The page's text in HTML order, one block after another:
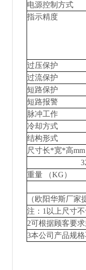
电源控制方式
指示精度
过压保护
过流保护
短路保护
短路报警
脉冲工作
冷却方式
结构形式
尺寸长*宽*高mm
重量 （KG）
（欧阳华斯厂家
注：1以上尺寸
2可根据顾客要
3本公司产品规